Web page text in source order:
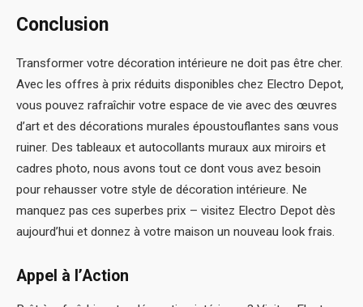
Conclusion
Transformer votre décoration intérieure ne doit pas être cher.
Avec les offres à prix réduits disponibles chez Electro Depot,
vous pouvez rafraîchir votre espace de vie avec des œuvres
d’art et des décorations murales époustouflantes sans vous
ruiner. Des tableaux et autocollants muraux aux miroirs et
cadres photo, nous avons tout ce dont vous avez besoin
pour rehausser votre style de décoration intérieure. Ne
manquez pas ces superbes prix – visitez Electro Depot dès
aujourd’hui et donnez à votre maison un nouveau look frais.
Appel à l’Action